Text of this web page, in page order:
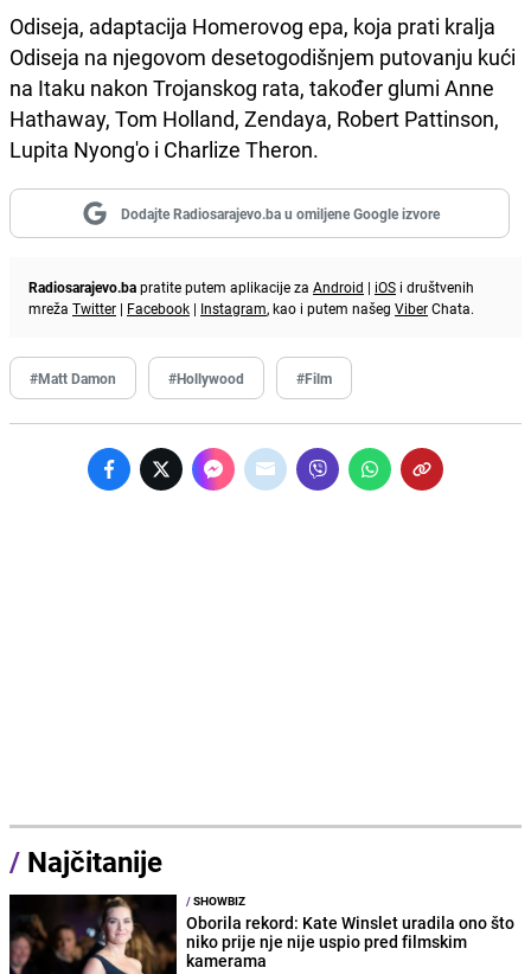
Odiseja, adaptacija Homerovog epa, koja prati kralja
Odiseja na njegovom desetogodišnjem putovanju kući
na Itaku nakon Trojanskog rata, također glumi Anne
Hathaway, Tom Holland, Zendaya, Robert Pattinson,
Lupita Nyong'o i Charlize Theron.
Dodajte Radiosarajevo.ba u omiljene Google izvore
Radiosarajevo.bapratite putem aplikacije za Android | iOS i društvenih
mreža Twitter | Facebook | Instagram, kao i putem našeg ViberChata.
#Matt Damon #Hollywood #Film
/ Najčitanije
/SHOWBIZ
Oborila rekord: Kate Winslet uradila ono što
niko prije nje nije uspio pred filmskim
kamerama